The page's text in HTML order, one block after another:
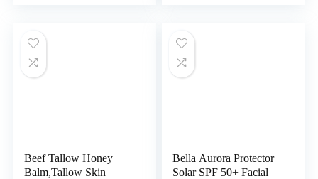
20,09 €.
Beef Tallow Honey
Balm,Tallow Skin
Bella Aurora Protector
Solar SPF 50+ Facial